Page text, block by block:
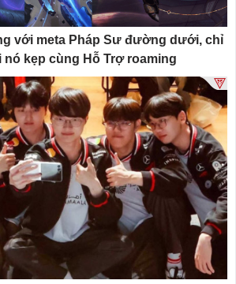
với meta Pháp Sư đường dưới, chỉ
nó kẹp cùng Hỗ Trợ roaming